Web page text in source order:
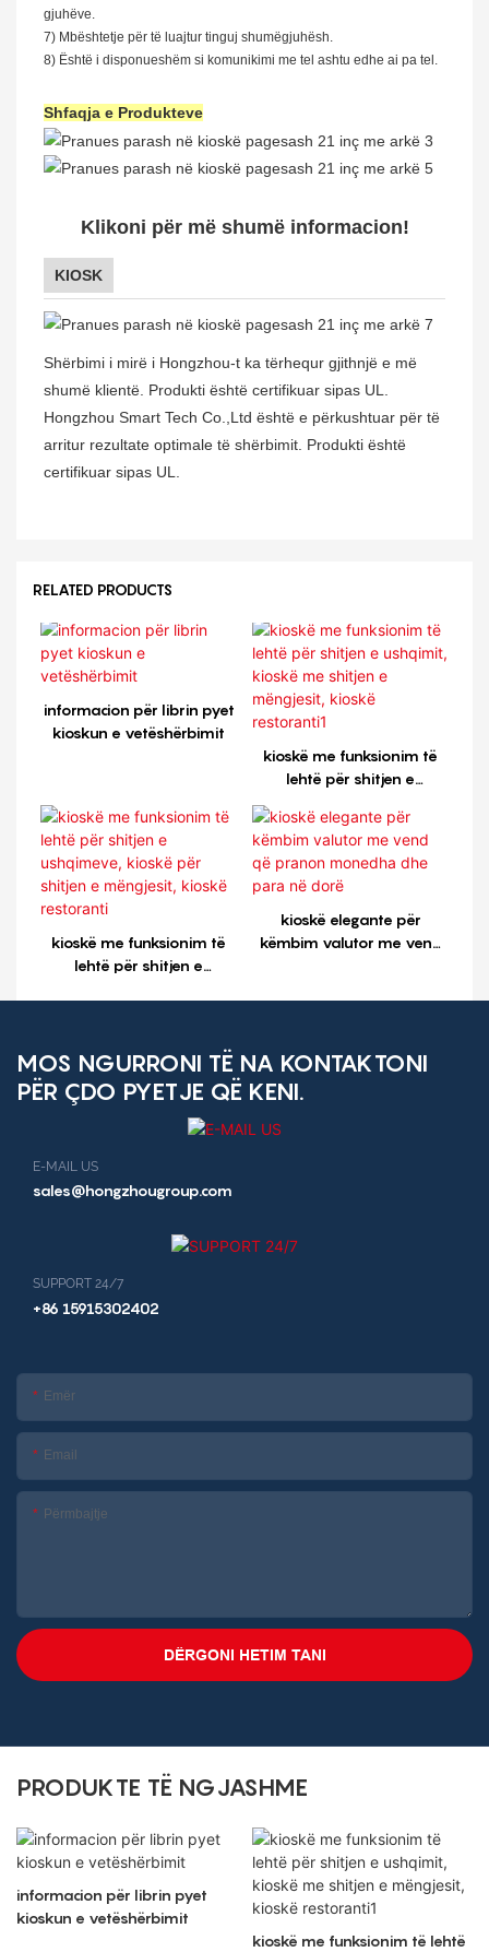
gjuhëve.
7) Mbështetje për të luajtur tinguj shumëgjuhësh.
8) Është i disponueshëm si komunikimi me tel ashtu edhe ai pa tel.
Shfaqja e Produkteve
Klikoni për më shumë informacion!
KIOSK
Shërbimi i mirë i Hongzhou-t ka tërhequr gjithnjë e më
shumë klientë. Produkti është certifikuar sipas UL.
Hongzhou Smart Tech Co.,Ltd është e përkushtuar për të
arritur rezultate optimale të shërbimit. Produkti është
certifikuar sipas UL.
RELATED PRODUCTS
informacion për librin pyet
kioskun e vetëshërbimit
kioskë me funksionim të
lehtë për shitjen e
ushqimit, kioskë me shitjen
e mëngjesit, kioskë
restoranti1
kioskë me funksionim të
lehtë për shitjen e
kioskë elegante për
këmbim valutor me vend
MOS NGURRONI TË NA KONTAKTONI
PËR ÇDO PYETJE QË KENI.
E-MAIL US
sales@hongzhougroup.com
SUPPORT 24/7
+86 15915302402
Emër
Email
Përmbajtje
DËRGONI HETIM TANI
PRODUKTE TË NGJASHME
informacion për librin pyet
kioskun e vetëshërbimit
kioskë me funksionim të lehtë